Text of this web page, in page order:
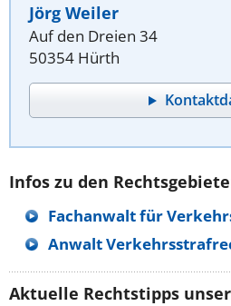
Jörg Weiler
Auf den Dreien 34
50354 Hürth
Infos zu den
Fachanwalt für
Anwalt
Aktuelle Rechtstipps